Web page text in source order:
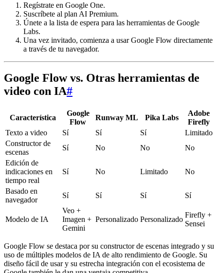
Regístrate en Google One.
Suscríbete al plan AI Premium.
Únete a la lista de espera para las herramientas de Google
Labs.
Una vez invitado, comienza a usar Google Flow directamente
a través de tu navegador.
Google Flow vs. Otras herramientas de
video con IA#
Característica
Google
Flow
Runway ML Pika Labs
Adobe
Firefly
Texto a video
Sí Sí Sí
Limitado
Constructor de
escenas
Sí No No
No
Edición de
indicaciones en
tiempo real
Sí No Limitado No
Basado en
navegador
Sí Sí Sí Sí
Modelo de IA
Veo +
Imagen +
Gemini
Personalizado Personalizado
Firefly +
Sensei
Google Flow se destaca por su constructor de escenas integrado y su
uso de múltiples modelos de IA de alto rendimiento de Google. Su
diseño fácil de usar y su estrecha integración con el ecosistema de